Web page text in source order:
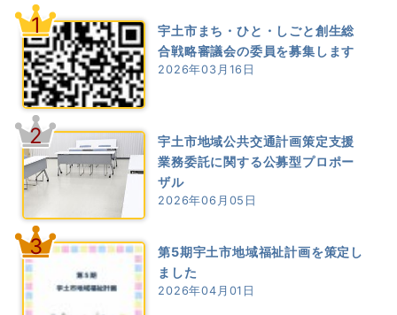
1
宇土市まち・ひと・しごと創生総
合戦略審議会の委員を募集します
2026年03月16日
2
宇土市地域公共交通計画策定支援
業務委託に関する公募型プロポー
ザル
2026年06月05日
3
第5期宇土市地域福祉計画を策定し
ました
2026年04月01日